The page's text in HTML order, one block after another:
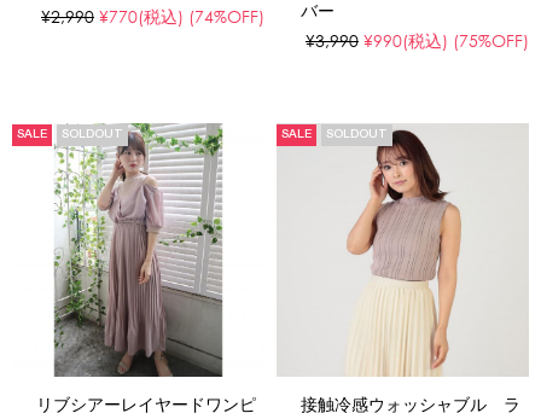
¥2,990 ¥770(税込) (74%OFF)
バー
¥3,990 ¥990(税込) (75%OFF)
SALE SOLDOUT
リブシアーレイヤードワンピ
SALE SOLDOUT
接触冷感ウォッシャブル ラ